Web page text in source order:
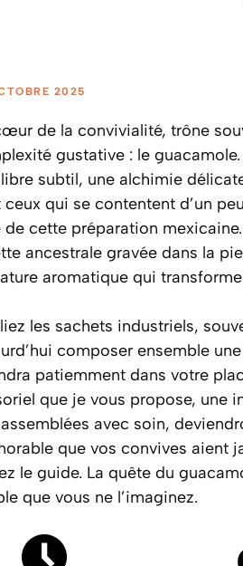
2025
de la convivialité, trône
gustative : le
subtil, une alchimie
ceux qui se contentent d’un
de cette préparation
ancestrale gravée dans la
aromatique qui
les sachets industriels,
composer ensemble
patiemment dans votre
que je vous propose, une
avec soin,
que vos convives aient
le guide. La quête du
que vous ne l’imaginez.